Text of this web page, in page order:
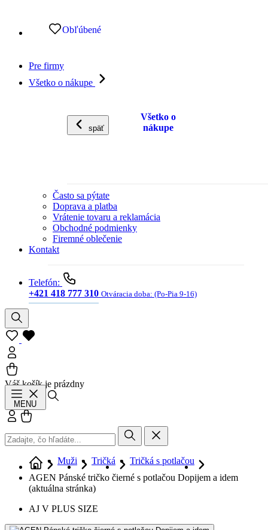
Obľúbené
Pre firmy
Všetko o nákupe
späť
Všetko o
nákupe
Často sa pýtate
Doprava a platba
Vrátenie tovaru a reklamácia
Obchodné podmienky
Firemné oblečenie
Kontakt
Telefón:
+421 418 777 310 Otváracia doba: (Po-Pia 9-16)
Váš košík je prázdny
MENU
Prihlásiť sa
Muži Tričká
Tričká s potlačou
AGEN Pánské tričko čierné s potlačou Dopijem a idem
(aktuálna stránka)
AJ V PLUS SIZE